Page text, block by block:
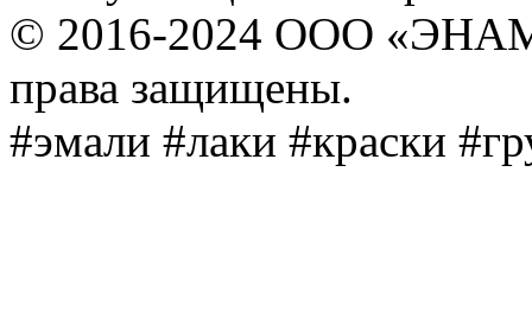
© 2016-2024 ООО
права защищены.
#эмали #лаки #краски